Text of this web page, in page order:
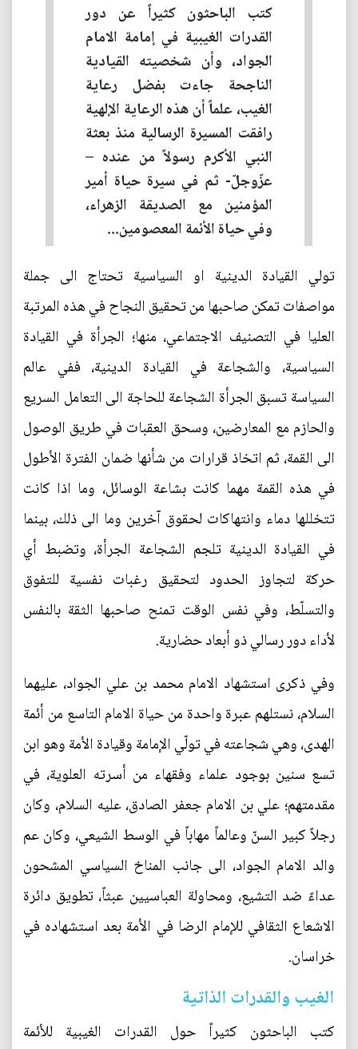
كتب الباحثون كثيراً عن دور
القدرات الغيبية في إمامة الامام
الجواد، وأن شخصيته القيادية
الناجحة جاءت بفضل رعاية
الغيب، علماً أن هذه الرعاية الإلهية
رافقت المسيرة الرسالية منذ بعثة
النبي الأكرم رسولاً من عنده –
عزّوجلّ- ثم في سيرة حياة أمير
المؤمنين مع الصديقة الزهراء،
وفي حياة الأئمة المعصومين...
تولي القيادة الدينية او السياسية تحتاج الى جملة
مواصفات تمكن صاحبها من تحقيق النجاح في هذه المرتبة
العليا في التصنيف الاجتماعي، منها؛ الجرأة في القيادة
السياسية، والشجاعة في القيادة الدينية، ففي عالم
السياسة تسبق الجرأة الشجاعة للحاجة الى التعامل السريع
والحازم مع المعارضين، وسحق العقبات في طريق الوصول
الى القمة، ثم اتخاذ قرارات من شأنها ضمان الفترة الأطول
في هذه القمة مهما كانت بشاعة الوسائل، وما اذا كانت
تتخللها دماء وانتهاكات لحقوق آخرين وما الى ذلك، بينما
في القيادة الدينية تلجم الشجاعة الجرأة، وتضبط أي
حركة لتجاوز الحدود لتحقيق رغبات نفسية للتفوق
والتسلّط، وفي نفس الوقت تمنح صاحبها الثقة بالنفس
لأداء دور رسالي ذو أبعاد حضارية.
وفي ذكرى استشهاد الامام محمد بن علي الجواد، عليهما
السلام، نستلهم عبرة واحدة من حياة الامام التاسع من أئمة
الهدى، وهي شجاعته في تولّي الإمامة وقيادة الأمة وهو ابن
تسع سنين بوجود علماء وفقهاء من أسرته العلوية، في
مقدمتهم؛ علي بن الامام جعفر الصادق، عليه السلام، وكان
رجلاً كبير السنّ وعالماً مهاباً في الوسط الشيعي، وكان عم
والد الامام الجواد، الى جانب المناخ السياسي المشحون
عداءً ضد التشيع، ومحاولة العباسيين عبثاً، تطويق دائرة
الاشعاع الثقافي للإمام الرضا في الأمة بعد استشهاده في
خراسان.
الغيب والقدرات الذاتية
كتب الباحثون كثيراً حول القدرات الغيبية للأئمة